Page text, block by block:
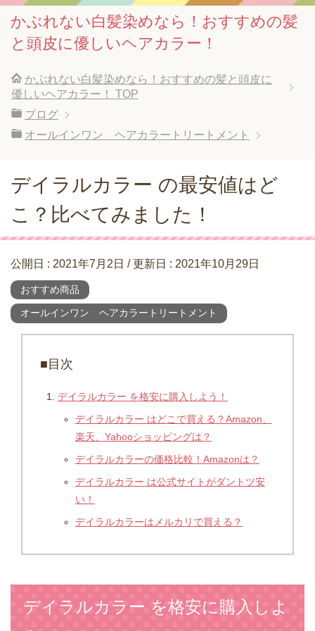
かぶれない白髪染めなら！おすすめの髪
と頭皮に優しいヘアカラー！
かぶれない白髪染めなら！おすすめの髪と頭皮に
優しいヘアカラー！
TOP
ブログ
オールインワン ヘアカラートリートメント
デイラルカラー の最安値はど
こ？比べてみました！
公開日 : 2021年7月2日 / 更新日 : 2021年10月29日
おすすめ商品
オールインワン ヘアカラートリートメント
■目次
デイラルカラー を格安に購入しよう！
デイラルカラー はどこで買える？Amazon、
楽天、Yahooショッピングは？
デイラルカラーの価格比較！Amazonは？
デイラルカラー は公式サイトがダントツ安
い！
デイラルカラーはメルカリで買える？
デイラルカラー を格安に購入しよ